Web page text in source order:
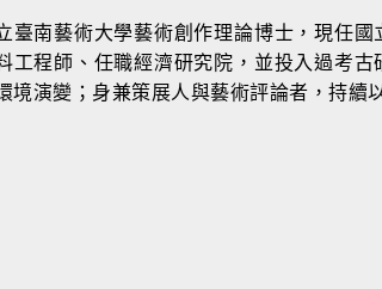
臺南藝術大學藝術創作理論博士，現任
工程師、任職經濟研究院，並投入過考
境演變；身兼策展人與藝術評論者，持續